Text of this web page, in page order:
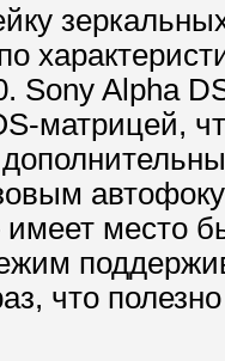
Sony Alpha
матрицей,
место
что